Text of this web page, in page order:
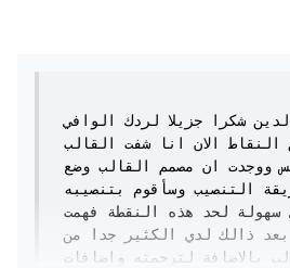
عزيزي نور الدين شكرا جزيلا لردك الوافي
نبهتني للعديد من النقاط الان انا شفت القالب
وهو قالب وردبريس ووجدت ان مصمم القالب وضع
له شرح فيديو لطريقة التنصيب وسأقوم بتنصيبه
ان شاء الله بكل سهولة لحد هذه النقطة فهمت
جيدا لكن بعد ذالك لدي الكثير جدا من
التعديلات على القالب بالاضافة لترجمته واضافات